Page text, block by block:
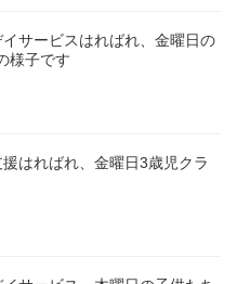
サービスはればれ、金曜日の
様子です
はればれ、金曜日3歳児クラ